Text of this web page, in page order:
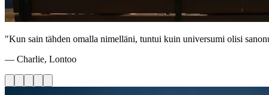
"Kun sain tähden omalla nimelläni, tuntui kuin universumi olisi
— Charlie, Lontoo